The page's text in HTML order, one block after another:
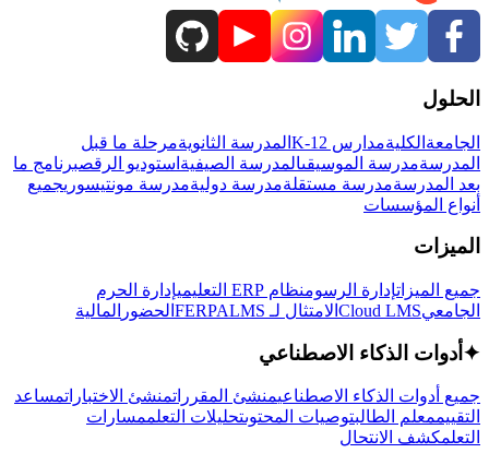
الحلول
الجامعة الكليةمدارس K-12 المدرسة الثانويةمرحلة ما قبل
المدرسةمدرسة الموسيقىالمدرسة الصيفية استوديو الرقصبرنامج ما
بعد المدرسةمدرسة مستقلةمدرسة دوليةمدرسة مونتيسوريجميع
أنواع المؤسسات
الميزات
جميع الميزاتإدارة الرسومنظام ERP التعليمي
إدارة الحرم
الجامعيCloud LMS الامتثال لـ FERPA LMS الحضور المالية
✦ أدوات الذكاء الاصطناعي
جميع أدوات الذكاء الاصطناعيمنشئ المقرراتمنشئ الاختباراتمساعد
التقييممعلم الطالبتوصيات المحتوىتحليلات التعلممسارات
التعلمكشف الانتحال